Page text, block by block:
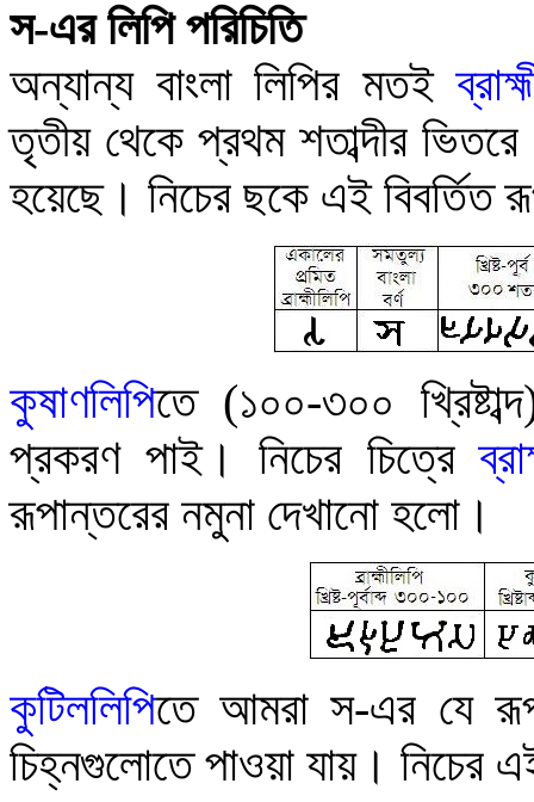
স-এর লিপি পরিচিতি
অন্যান্য বাংলা লিপির মতই
তৃতীয় থেকে প্রথম শতাব্দীর ভিতরে
হয়েছে। নিচের ছকে এই বিবর্তিত
কুষাণলিপিতে (১০০-৩০০
প্রকরণ পাই। নিচের চিত্রে
রূপান্তরের নমুনা দেখানো হলো ।
কুটিললিপিতে আমরা স-এর যে
চিহ্নগুলোতে পাওয়া যায়। নিচের